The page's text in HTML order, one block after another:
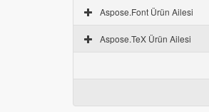
Aspose.Font Ürün Ailesi
Aspose.TeX Ürün Ailesi